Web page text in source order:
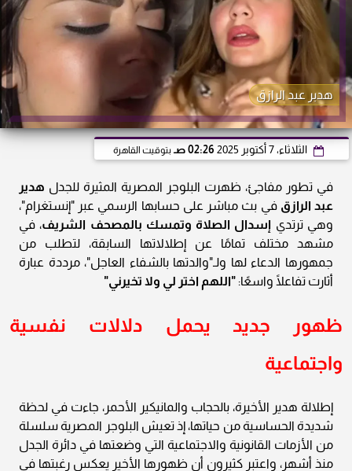
هدبر عبد الرازق
الثلاثاء، 7 أكتوبر 2025 02:26 صـ بتوقيت القاهرة
في تطور مفاجئ، ظهرت البلوجر المصرية المثيرة للجدل هدير
عبد الرازق في بث مباشر على حسابها الرسمي عبر "إنستغرام"،
وهي ترتدي إسدال الصلاة وتمسك بالمصحف الشريف، في
مشهد مختلف تمامًا عن إطلالاتها السابقة، لتطلب من
جمهورها الدعاء لها ولـ"والدتها بالشفاء العاجل"، مرددة عبارة
أثارت تفاعلًا واسعًا: "اللهم اختر لي ولا تخيرني"
ظهور جديد يحمل دلالات نفسية
واجتماعية
إطلالة هدير الأخيرة، بالحجاب والمانيكير الأحمر، جاءت في لحظة
شديدة الحساسية من حياتها، إذ تعيش البلوجر المصرية سلسلة
من الأزمات القانونية والاجتماعية التي وضعتها في دائرة الجدل
منذ أشهر، واعتبر كثيرون أن ظهورها الأخير يعكس رغبتها في